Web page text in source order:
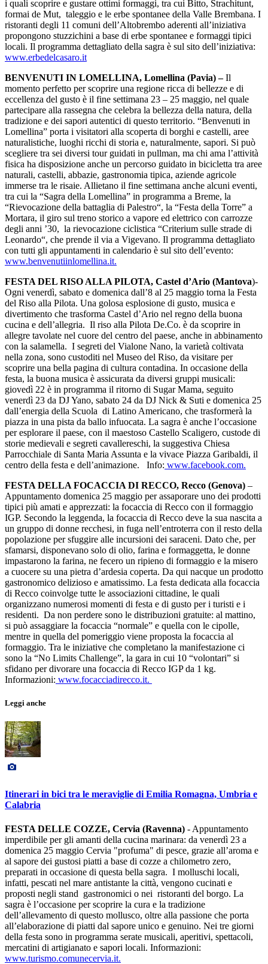
i quali scoprire e gustare ottimi formaggi, tra cui Bitto, Strachitunt,
formai de Mut, taleggio e le erbe spontanee della Valle Brembana. I
ristoranti degli 11 comuni dell’Altobrembo aderenti all’iniziativa
propongono stuzzichini a base di erbe spontanee e formaggi tipici
locali. Il programma dettagliato della sagra è sul sito dell’iniziativa:
www.erbedelcasaro.it
BENVENUTI IN LOMELLINA, Lomellina (Pavia) –Il
momento perfetto per scoprire una regione ricca di bellezze e di
eccellenza del gusto è il fine settimana 23 – 25 maggio, nel quale
partecipare alla rassegna che celebra la bellezza della natura, della
tradizione e dei sapori autentici di questo territorio. “Benvenuti in
Lomellina” porta i visitatori alla scoperta di borghi e castelli, aree
naturalistiche, luoghi ricchi di storia e, naturalmente, sapori. Si può
scegliere tra sei diversi tour guidati in pullman, ma chi ama l’attività
fisica ha disposizione anche un percorso guidato in bicicletta tra aree
naturali, castelli, abbazie, gastronomia tipica, aziende agricole
immerse tra le risaie. Allietano il fine settimana anche alcuni eventi,
tra cui la “Sagra della Lomellina” in programma a Breme, la
“Rievocazione della battaglia di Palestro“, la “Festa della Torre” a
Mortara, il giro sul treno storico a vapore ed elettrico con carrozze
degli anni ’30, la rievocazione ciclistica “Criterium sulle strade di
Leonardo“, che prende il via a Vigevano. Il programma dettagliato
con tutti gli appuntamenti in calendario è sul sito dell’evento:
www.benvenutiinlomellina.it.
FESTA DEL RISO ALLA PILOTA, Castel d’Ario (Mantova)-
Ogni venerdì, sabato e domenica dall’8 al 25 maggio torna la Festa
del Riso alla Pilota. Una golosa esplosione di gusto, musica e
divertimento che trasforma Castel d’Ario nel regno della buona
cucina e dell’allegria. Il riso alla Pilota De.Co. è da scoprire in
allegre tavolate nel cuore del centro del paese, anche in abbinamento
con la salamella. I segreti del Vialone Nano, la varietà coltivata
nella zona, sono custoditi nel Museo del Riso, da visitare per
scoprire una bella pagina di cultura contadina. In occasione della
festa, la buona musica è assicurata da diversi gruppi musicali:
giovedì 22 è in programma il ritorno di Sugar Mama, seguito
venerdì 23 da DJ Yano, sabato 24 da DJ Nick & Suti e domenica 25
dall’energia della Scuola di Latino Americano, che trasformerà la
piazza in una pista da ballo infuocata. La sagra è anche l’occasione
per esplorare il paese, con il maestoso Castello Scaligero, custode di
storie medievali e segreti cavallereschi, la suggestiva Chiesa
Parrocchiale di Santa Maria Assunta e la vivace Piazza Garibaldi, il
centro della festa e dell’animazione. Info: www.facebook.com.
FESTA DELLA FOCACCIA DI RECCO, Recco (Genova) –
Appuntamento domenica 25 maggio per assaporare uno dei prodotti
tipici più amati e apprezzati: la focaccia di Recco con il formaggio
IGP. Secondo la leggenda, la focaccia di Recco deve la sua nascita a
un gruppo di donne recchesi, in fuga nell’entroterra con il resto della
popolazione per sfuggire alle incursioni dei saraceni. Dato che, per
sfamarsi, disponevano solo di olio, farina e formaggetta, le donne
impastarono la farina, ne fecero un ripieno di formaggio e la misero
a cuocere su una pietra d’ardesia coperta. Da qui nacque un prodotto
gastronomico delizioso e amatissimo. La festa dedicata alla focaccia
di Recco coinvolge tutte le associazioni cittadine, le quali
organizzano numerosi momenti di festa e di gusto per i turisti e i
residenti. Da non perdere sono le distribuzioni gratuite: al mattino,
si può assaggiare la focaccia “normale” e quella con le cipolle,
mentre in quella del pomeriggio viene proposta la focaccia al
formaggio. Tra le iniziative che completano la manifestazione ci
sono la “No Limits Challenge”, la gara in cui 10 “volontari” si
sfidano per divorare una focaccia di Recco IGP da 1 kg.
Informazioni: www.focacciadirecco.it.
Leggi anche
Itinerari in bici tra le meraviglie di Emilia Romagna, Umbria e
Calabria
FESTA DELLE COZZE, Cervia (Ravenna) - Appuntamento
imperdibile per gli amanti della cucina marinara: da venerdì 23 a
domenica 25 maggio Cervia "profuma" di pesce, grazie all’aroma e
al sapore dei gustosi piatti a base di cozze a chilometro zero,
preparati in occasione di questa bella sagra. I molluschi locali,
infatti, pescati nel mare antistante la città, vengono cucinati e
proposti negli stand gastronomici o nei ristoranti del borgo. La
sagra è l’occasione per scoprire la cura e la tradizione
dell’allevamento di questo mollusco, oltre alla passione che porta
all’elaborazione di piatti dal sapore unico e genuino. Nei tre giorni
della festa sono in programma serate musicali, aperitivi, spettacoli,
mercatini di artigianato e sapori locali. Informazioni:
www.turismo.comunecervia.it.